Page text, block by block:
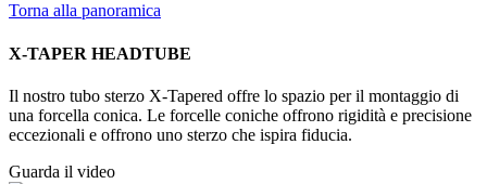
Torna alla panoramica
X-TAPER HEADTUBE
Il nostro tubo sterzo X-Tapered offre lo spazio per il montaggio di
una forcella conica. Le forcelle coniche offrono rigidità e precisione
eccezionali e offrono uno sterzo che ispira fiducia.
Guarda il video